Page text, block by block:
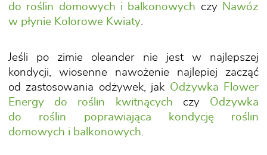
do roślin domowych i balkonowych czy Nawóz
w płynie Kolorowe Kwiaty
Jeśli po zimie oleander nie jest w najlepszej
kondycji, wiosenne nawożenie najlepiej zacząć
od zastosowania odżywek, jak Odżywka Flower
Energy do roślin kwitnących czy Odżywka
do roślin poprawiająca kondycję roślin
domowych i balkonowych